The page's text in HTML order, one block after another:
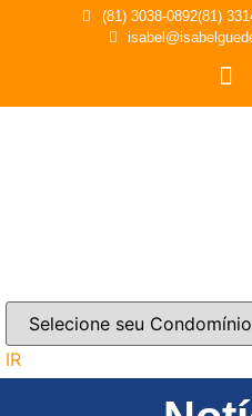
(81) 3038-0892(81)
IR